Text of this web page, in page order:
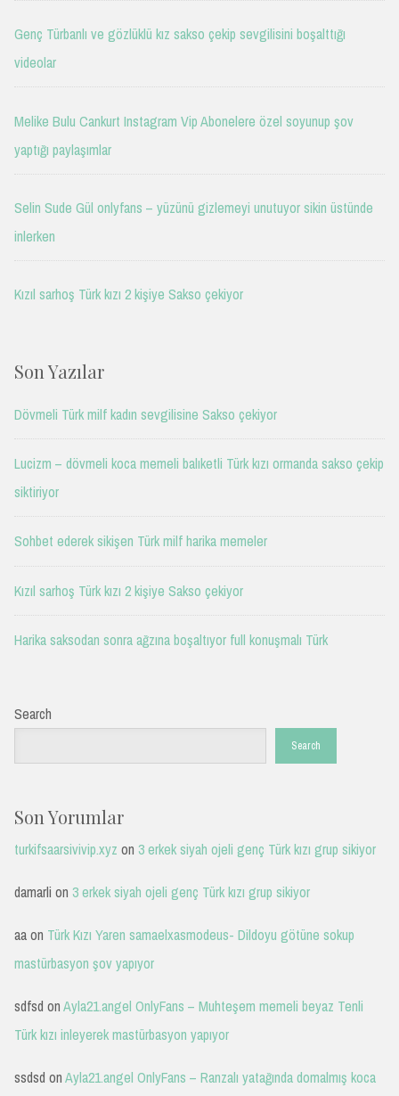
Genç Türbanlı ve gözlüklü kız sakso çekip sevgilisini boşalttığı
videolar
Melike Bulu Cankurt Instagram Vip Abonelere özel soyunup şov
yaptığı paylaşımlar
Selin Sude Gül onlyfans – yüzünü gizlemeyi unutuyor sikin üstünde
inlerken
Kızıl sarhoş Türk kızı 2 kişiye Sakso çekiyor
Son Yazılar
Dövmeli Türk milf kadın sevgilisine Sakso çekiyor
Lucizm – dövmeli koca memeli balıketli Türk kızı ormanda sakso çekip
siktiriyor
Sohbet ederek sikişen Türk milf harika memeler
Kızıl sarhoş Türk kızı 2 kişiye Sakso çekiyor
Harika saksodan sonra ağzına boşaltıyor full konuşmalı Türk
Search
Search
Son Yorumlar
turkifsaarsivivip.xyz on 3 erkek siyah ojeli genç Türk kızı grup sikiyor
damarli on 3 erkek siyah ojeli genç Türk kızı grup sikiyor
aaon Türk Kızı Yaren samaelxasmodeus- Dildoyu götüne sokup
mastürbasyon şov yapıyor
sdfsd onAyla21.angel OnlyFans – Muhteşem memeli beyaz Tenli
Türk kızı inleyerek mastürbasyon yapıyor
ssdsd onAyla21.angel OnlyFans – Ranzalı yatağında domalmış koca